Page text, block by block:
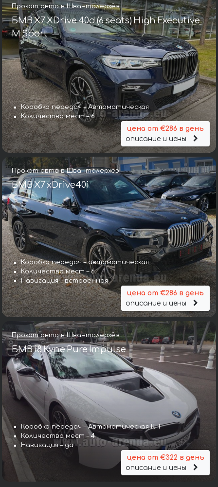
Прокат авто в Шванталерхёэ
БМВ X7 XDrive 40d (6 seats) High Executive
M Sport
Коробка передач – Автоматическая
Количество мест – 6
цена от €286 в день
описание и цены
Прокат авто в Шванталерхёэ
БМВ X7 xDrive40i
Коробка передач – автоматическая
Количество мест – 6
Навигация – встроенная
цена от €286 в день
описание и цены
Прокат авто в Шванталерхёэ
БМВ i8 Купе Pure Impulse
Коробка передач – Автоматическая КП
Количество мест – 4
Навигация – да
цена от €322 в день
описание и цены
Коробка передач – Автоматическая КП
Количество мест – 2
Навигация – да
цена от €322 в день
описание и цены